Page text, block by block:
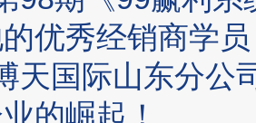
优秀经销商学员
天国际山东分公
的崛起！